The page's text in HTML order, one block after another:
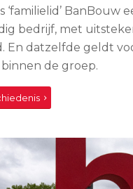
‘familielid’ BanBouw
bedrijf, met
En datzelfde geldt
de groep.